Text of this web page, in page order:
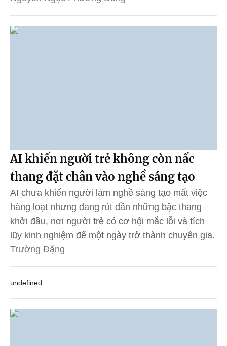
AI khiến người trẻ không còn nấc
thang đặt chân vào nghề sáng tạo
AI chưa khiến người làm nghề sáng tạo mất việc
hàng loạt nhưng đang rút dần những bậc thang
khởi đầu, nơi người trẻ có cơ hội mắc lỗi và tích
lũy kinh nghiệm để một ngày trở thành chuyên gia.
Trường Đặng
undefined